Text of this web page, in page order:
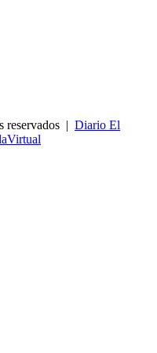
reservados | Diario El